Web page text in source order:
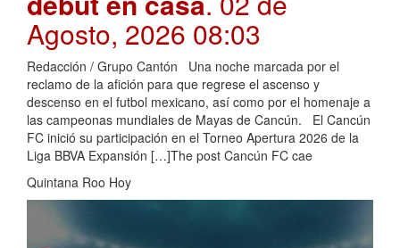
Agosto, 2026 08:03
Redacción / Grupo Cantón Una noche marcada por el
reclamo de la afición para que regrese el ascenso y
descenso en el futbol mexicano, así como por el homenaje a
las campeonas mundiales de Mayas de Cancún. El Cancún
FC inició su participación en el Torneo Apertura 2026 de la
Liga BBVA Expansión […]The post Cancún FC cae
Quintana Roo Hoy